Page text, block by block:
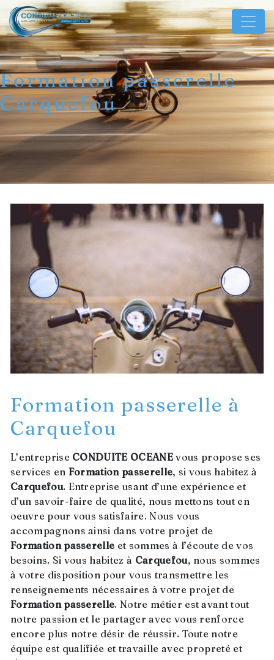
Panneau de gestion des cookies
Formation passerelle
Carquefou
Formation passerelle à
Carquefou
L’entreprise CONDUITE OCEANEvous propose ses
services en Formation passerelle, si vous habitez à
Carquefou. Entreprise usant d’une expérience et
d’un savoir-faire de qualité, nous mettons tout en
oeuvre pour vous satisfaire. Nous vous
accompagnons ainsi dans votre projet de
Formation passerelle et sommes à l’écoute de vos
besoins. Si vous habitez à Carquefou, nous sommes
à votre disposition pour vous transmettre les
renseignements nécessaires à votre projet de
Formation passerelle. Notre métier est avant tout
notre passion et le partager avec vous renforce
encore plus notre désir de réussir. Toute notre
équipe est qualifiée et travaille avec propreté et